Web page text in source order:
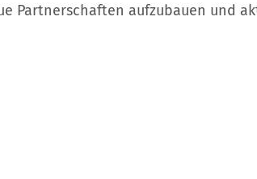
Partnerschaften aufzubauen und